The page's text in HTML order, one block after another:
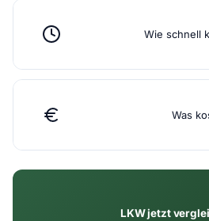
Wie schnell
Was
LKW jetzt